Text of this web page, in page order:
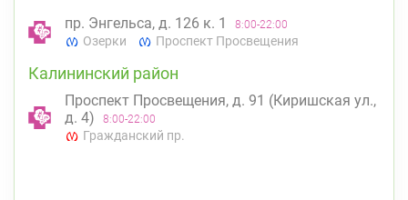
пр. Энгельса, д. 126 к. 1 8:00-22:00
Озерки Проспект Просвещения
Калининский район
Проспект Просвещения, д. 91 (Киришская ул.,
д. 4)
8:00-22:00
Гражданский пр.